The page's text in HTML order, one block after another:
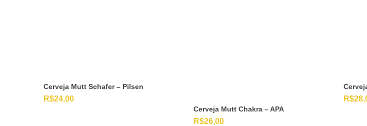
Cerveja Mutt Schafer – Pilsen
R$24,00
Cerveja Mutt Chakra – APA
R$26,00
R$